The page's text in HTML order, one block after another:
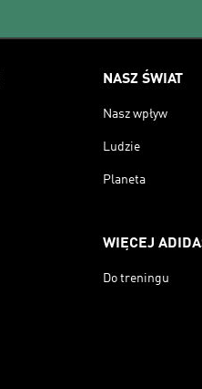
NASZ ŚWIAT
Nasz wpływ
Ludzie
Planeta
WIĘCEJ
Do treningu